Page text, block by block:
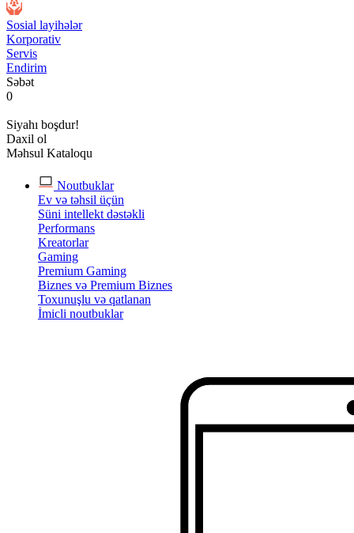
Sosial layihələr
Korporativ
Servis
Endirim
Səbət
0
Siyahı boşdur!
Daxil ol
Məhsul Kataloqu
Noutbuklar
Ev və təhsil üçün
Süni intellekt dəstəkli
Performans
Kreatorlar
Gaming
Premium Gaming
Biznes və Premium Biznes
Toxunuşlu və qatlanan
İmicli noutbuklar